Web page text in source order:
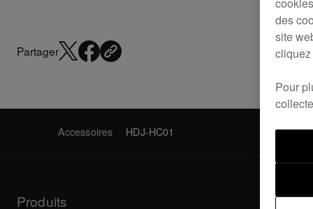
Partager
Accessoires HDJ-HC01
Produits
des
site
Pour